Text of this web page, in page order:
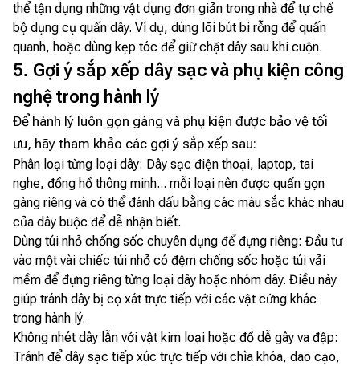
thể tận dụng những vật dụng đơn giản trong nhà để tự chế
bộ dụng cụ quấn dây. Ví dụ, dùng lõi bút bi rỗng để quấn
quanh, hoặc dùng kẹp tóc để giữ chặt dây sau khi cuộn.
5. Gợi ý sắp xếp dây sạc và phụ kiện công
nghệ trong hành lý
Để hành lý luôn gọn gàng và phụ kiện được bảo vệ tối
ưu, hãy tham khảo các gợi ý sắp xếp sau:
Phân loại từng loại dây: Dây sạc điện thoại, laptop, tai
nghe, đồng hồ thông minh... mỗi loại nên được quấn gọn
gàng riêng và có thể đánh dấu bằng các màu sắc khác nhau
của dây buộc để dễ nhận biết.
Dùng túi nhỏ chống sốc chuyên dụng để đựng riêng: Đầu tư
vào một vài chiếc túi nhỏ có đệm chống sốc hoặc túi vải
mềm để đựng riêng từng loại dây hoặc nhóm dây. Điều này
giúp tránh dây bị cọ xát trực tiếp với các vật cứng khác
trong hành lý.
Không nhét dây lẫn với vật kim loại hoặc đồ dễ gây va đập:
Tránh để dây sạc tiếp xúc trực tiếp với chìa khóa, dao cạo,